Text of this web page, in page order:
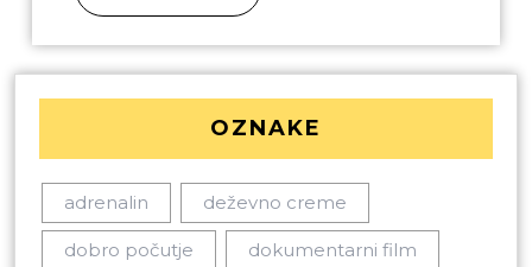
OZNAKE
adrenalin deževno creme
dobro počutje dokumentarni film